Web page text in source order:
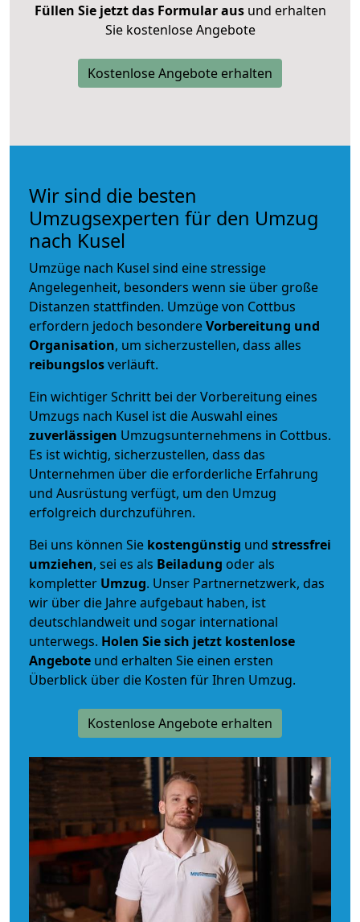
Füllen Sie jetzt das Formular ausund erhalten
Sie kostenlose Angebote
Kostenlose Angebote erhalten
Wir sind die besten
Umzugsexperten für den Umzug
nach Kusel
Umzüge nach Kusel sind eine stressige
Angelegenheit, besonders wenn sie über große
Distanzen stattfinden. Umzüge von Cottbus
erfordern jedoch besondereVorbereitung und
Organisation, um sicherzustellen, dass alles
reibungslosverläuft.
Ein wichtiger Schritt bei der Vorbereitung eines
Umzugs nach Kusel ist die Auswahl eines
zuverlässigen Umzugsunternehmens in Cottbus.
Es ist wichtig, sicherzustellen, dass das
Unternehmen über die erforderliche Erfahrung
und Ausrüstung verfügt, um den Umzug
erfolgreich durchzuführen.
Bei uns können Sie kostengünstig und stressfrei
umziehen, sei es als Beiladung oder als
kompletter Umzug. Unser Partnernetzwerk, das
wir über die Jahre aufgebaut haben, ist
deutschlandweit und sogar international
unterwegs. Holen Sie sich jetzt kostenlose
Angebote und erhalten Sie einen ersten
Überblick über die Kosten für Ihren Umzug.
Kostenlose Angebote erhalten